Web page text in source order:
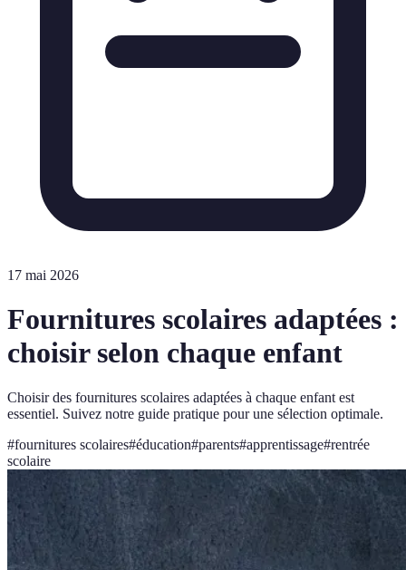
17 mai 2026
Fournitures scolaires adaptées :
choisir selon chaque enfant
Choisir des fournitures scolaires adaptées à chaque enfant est
essentiel. Suivez notre guide pratique pour une sélection optimale.
#fournitures scolaires#éducation#parents#apprentissage#rentrée
scolaire